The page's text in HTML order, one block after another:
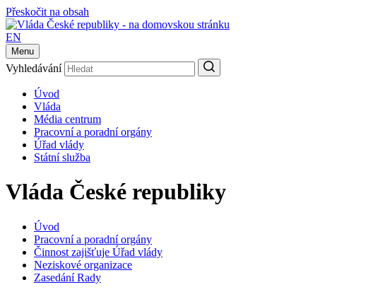
Přeskočit na obsah
EN
Menu
Vyhledávání
Úvod
Vláda
Média centrum
Pracovní a poradní orgány
Úřad vlády
Státní služba
Vláda České republiky
Úvod
Pracovní a poradní orgány
Činnost zajišťuje Úřad vlády
Neziskové organizace
Zasedání Rady